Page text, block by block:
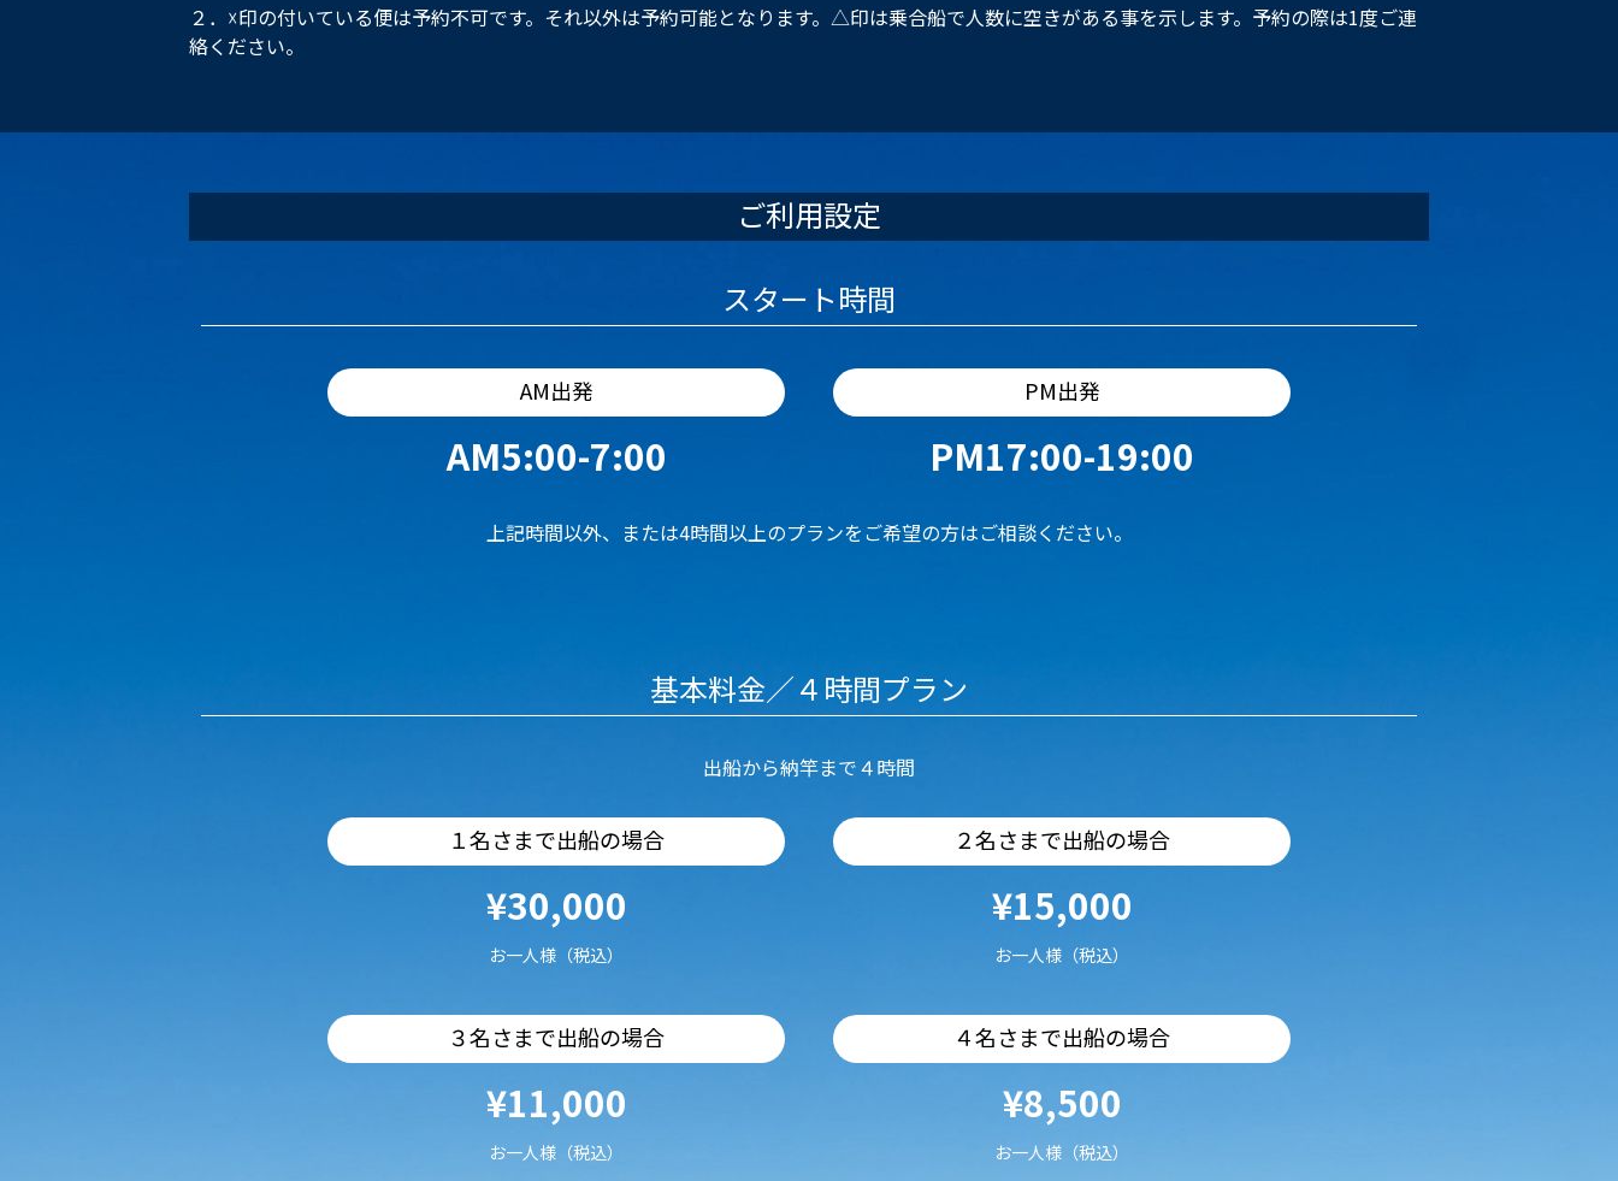
２．☓印の付いている便は予約不可です。それ以外は予約可能となります。△印は乗合船で人数に空きがある事を示します。予約の際は1度ご連
絡ください。
ご利用設定
スタート時間
AM出発
AM5:00-7:00
PM出発
PM17:00-19:00
上記時間以外、または4時間以上のプランをご希望の方はご相談ください。
基本料金／４時間プラン
出船から納竿まで４時間
１名さまで出船の場合
¥30,000
お一人様（税込）
２名さまで出船の場合
¥15,000
お一人様（税込）
３名さまで出船の場合
¥11,000
お一人様（税込）
４名さまで出船の場合
¥8,500
お一人様（税込）